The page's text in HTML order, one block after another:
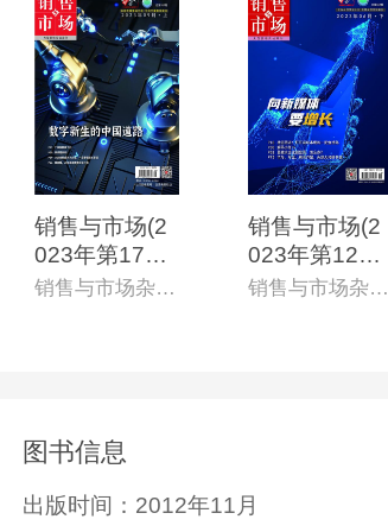
销售与市场(2
023年第17期)
(电子杂志)
销售与市场杂志社
销售与市场(2
023年第12期)
(电子杂志)
销售与市场杂志社
图书信息
出版时间： 2012年11月